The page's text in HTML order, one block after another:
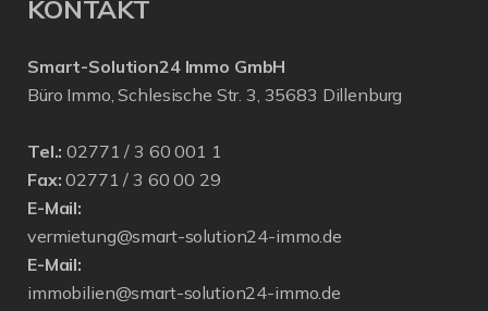
KONTAKT
Smart-Solution24 Immo GmbH
Büro Immo, Schlesische Str. 3, 35683 Dillenburg
Tel.: 02771 / 3 60 001 1
Fax: 02771 / 3 60 00 29
E-Mail:
vermietung@smart-solution24-immo.de
E-Mail:
immobilien@smart-solution24-immo.de